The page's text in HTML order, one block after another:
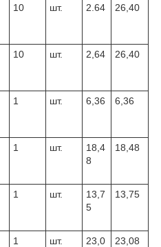
10 шт. 2.64 26,40
10 шт. 2,64 26,40
1 шт. 6,36 6,36
1 шт.
18,4
8
18,48
1 шт.
13,7
5
13,75
1 шт.
23,0
23,08